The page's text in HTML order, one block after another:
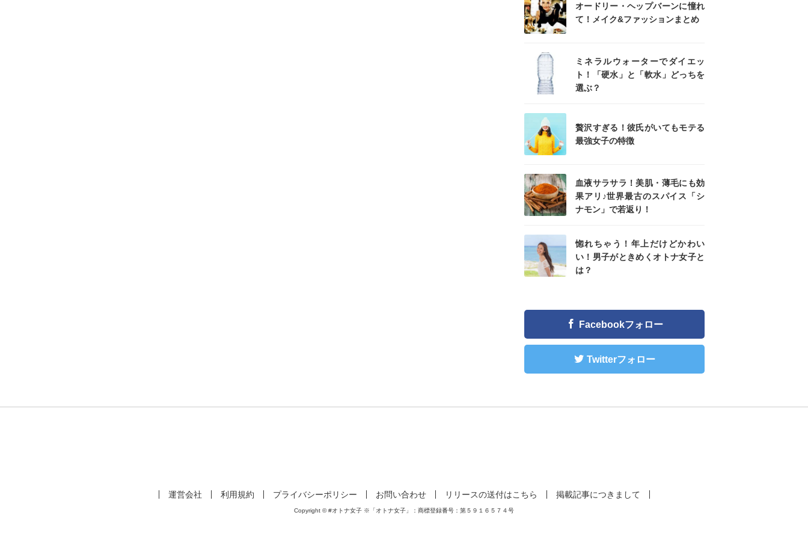
オードリー・ヘップバーンに憧れ
て！メイク&ファッションまとめ
ミネラルウォーターでダイエッ
ト！「硬水」と「軟水」どっちを
選ぶ？
贅沢すぎる！彼氏がいてもモテる
最強女子の特徴
血液サラサラ！美肌・薄毛にも効
果アリ♪世界最古のスパイス「シ
ナモン」で若返り！
惚れちゃう！年上だけどかわい
い！男子がときめくオトナ女子と
は？
Facebookフォロー
Twitterフォロー
運営会社 利用規約 プライバシーポリシー お問い合わせ リリースの送付はこちら 掲載記事につきまして
Copyright © #オトナ女子 ※「オトナ女子」：商標登録番号：第５９１６５７４号